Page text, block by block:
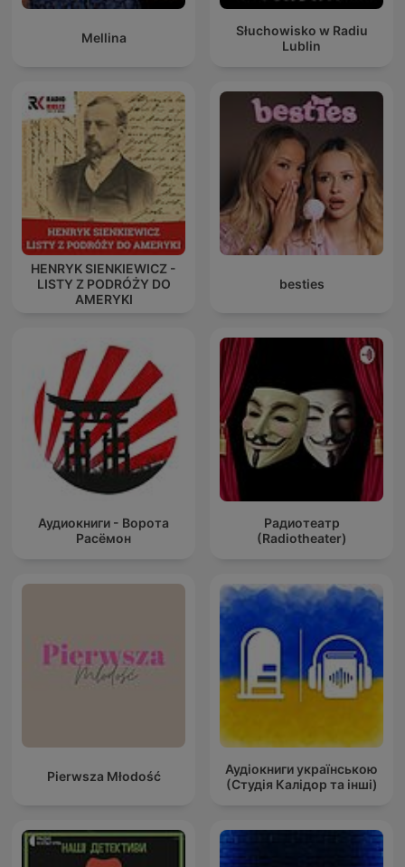
Mellina
Słuchowisko w Radiu
Lublin
HENRYK SIENKIEWICZ -
LISTY Z PODRÓŻY DO
AMERYKI
besties
Аудиокниги - Ворота
Расёмон
Радиотеатр
(Radiotheater)
Pierwsza Młodość
Аудіокниги українською
(Студія Калідор та інші)